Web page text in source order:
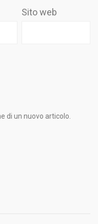
Sito web
di un nuovo articolo.